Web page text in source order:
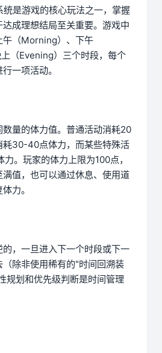
统是游戏的核心玩法之一，掌握
成理想结局至关重要。游戏中
午（Morning）、下午
（Evening）三个时段，每个
一项活动。
量的体力值。普通活动消耗20
耗30-40点体力，而某些特殊活
。玩家的体力上限为100点，
值，也可以通过休息、使用道
力。
，一旦进入下一个时段或下一
除非使用稀有的"时间回溯装
规划和优先级判断是时间管理